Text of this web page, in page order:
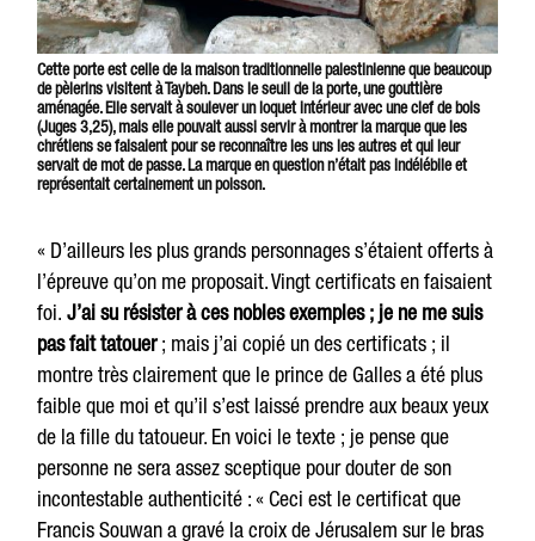
Cette porte est celle de la maison traditionnelle palestinienne que beaucoup
de pèlerins visitent à Taybeh. Dans le seuil de la porte, une gouttière
aménagée. Elle servait à soulever un loquet intérieur avec une clef de bois
(Juges 3,25), mais elle pouvait aussi servir à montrer la marque que les
chrétiens se faisaient pour se reconnaître les uns les autres et qui leur
servait de mot de passe. La marque en question n’était pas indélébile et
représentait certainement un poisson.
« D’ailleurs les plus grands personnages s’étaient offerts à
l’épreuve qu’on me proposait. Vingt certificats en faisaient
foi. J’ai su résister à ces nobles exemples ; je ne me suis
pas fait tatouer; mais j’ai copié un des certificats ; il
montre très clairement que le prince de Galles a été plus
faible que moi et qu’il s’est laissé prendre aux beaux yeux
de la fille du tatoueur. En voici le texte ; je pense que
personne ne sera assez sceptique pour douter de son
incontestable authenticité : « Ceci est le certificat que
Francis Souwan a gravé la croix de Jérusalem sur le bras